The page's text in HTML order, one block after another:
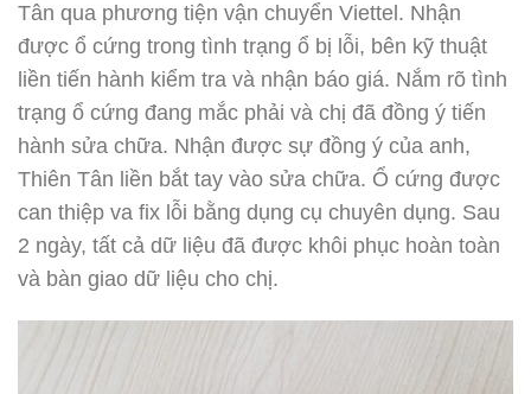
Tân qua phương tiện vận chuyển Viettel. Nhận
được ổ cứng trong tình trạng ổ bị lỗi, bên kỹ thuật
liền tiến hành kiểm tra và nhận báo giá. Nắm rõ tình
trạng ổ cứng đang mắc phải và chị đã đồng ý tiến
hành sửa chữa. Nhận được sự đồng ý của anh,
Thiên Tân liền bắt tay vào sửa chữa. Ổ cứng được
can thiệp va fix lỗi bằng dụng cụ chuyên dụng. Sau
2 ngày, tất cả dữ liệu đã được khôi phục hoàn toàn
và bàn giao dữ liệu cho chị.